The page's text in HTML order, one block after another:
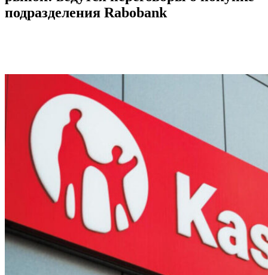
подразделения Rabobank